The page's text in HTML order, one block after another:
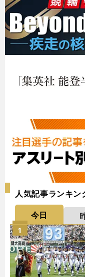
人気記事ランキン
今日
1